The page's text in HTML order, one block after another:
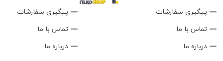
پیگیری سفارشات
تماس با ما
درباره ما
پیگیری سفارشات
تماس با ما
درباره ما